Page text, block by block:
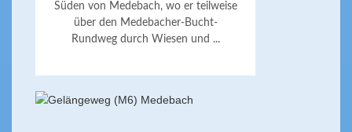
Süden von Medebach, wo er teilweise
über den Medebacher-Bucht-
Rundweg durch Wiesen und ...